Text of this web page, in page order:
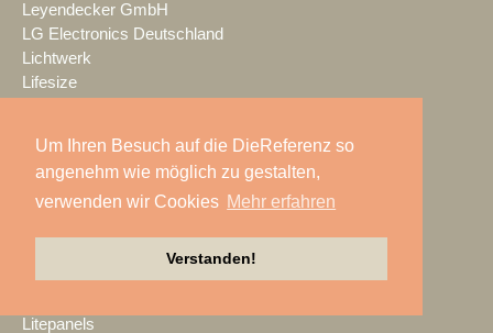
Um Ihren Besuch auf die DieReferenz so
angenehm wie möglich zu gestalten,
verwenden wir Cookies Mehr erfahren
Verstanden!
Leyendecker GmbH
LG Electronics Deutschland
Lichtwerk
Lifesize
Light Event
lightconcept
Lightlife
Litepanels